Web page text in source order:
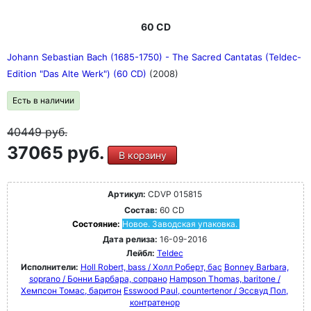
60 CD
Johann Sebastian Bach (1685-1750) - The Sacred Cantatas (Teldec-
Edition "Das Alte Werk") (60 CD) (2008)
Есть в наличии
40449руб.
37065 руб. В корзину
Артикул: CDVP 015815
Состав: 60 CD
Состояние: Новое. Заводская упаковка.
Дата релиза: 16-09-2016
Лейбл: Teldec
Исполнители: Holl Robert, bass / Холл Роберт, бас Bonney Barbara,
soprano / Бонни Барбара, сопрано Hampson Thomas, baritone /
Хемпсон Томас, баритон Esswood Paul, countertenor / Эссвуд Пол,
контратенор